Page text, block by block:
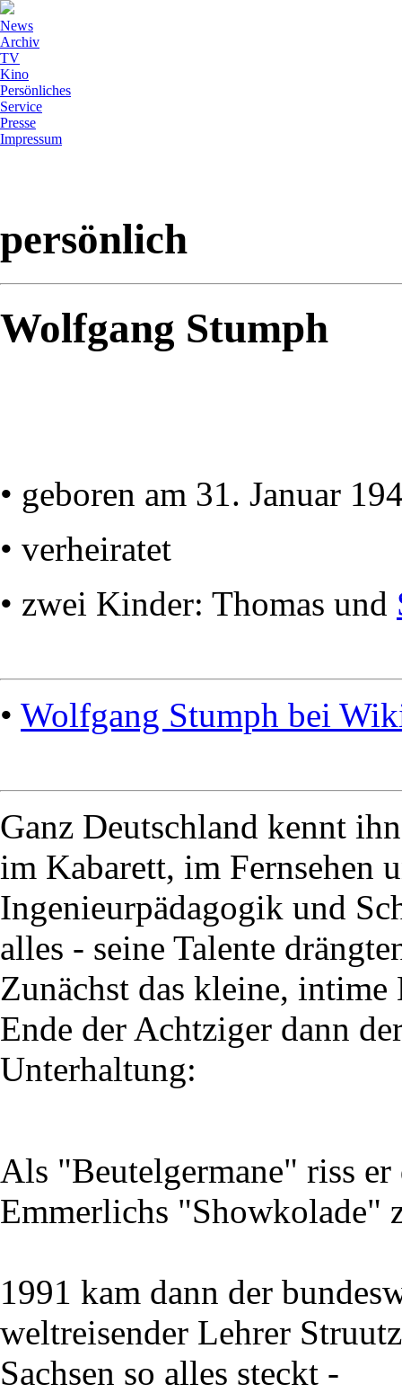
News
Archiv
TV
Kino
Persönliches
Service
Presse
Impressum
persönlich
Wolfgang Stumph
• geboren am 31. Januar
• verheiratet
• zwei Kinder: Thomas und
• Wolfgang Stumph bei
Ganz Deutschland kennt
im Kabarett, im Fernsehen
Ingenieurpädagogik und
alles - seine Talente
Zunächst das kleine,
Ende der Achtziger dann
Unterhaltung:
Als "Beutelgermane" riss
Emmerlichs "Showkolade"
1991 kam dann der
weltreisender Lehrer
Sachsen so alles steckt -